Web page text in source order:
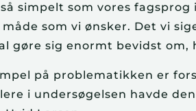
så simpelt som vores
måde som vi ønsker. Det vi
gøre sig enormt bevidst om,
på problematikken er
i undersøgelsen havde